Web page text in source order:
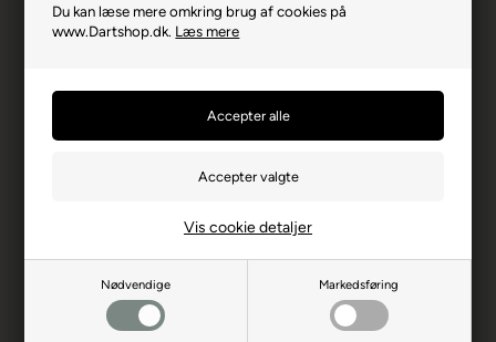
Du kan læse mere omkring brug af cookies på
www.Dartshop.dk. Læs mere
Nødvendige Markedsføring
Vis cookie detaljer
Stænger & Flights
Crockham Hill, GB-TN86UP
unicorn-darts.com
Børn bør ikke spille uden